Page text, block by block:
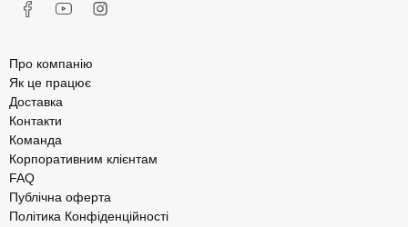
Про компанію
Як це працює
Доставка
Контакти
Команда
Корпоративним клієнтам
FAQ
Публічна оферта
Політика Конфіденційності